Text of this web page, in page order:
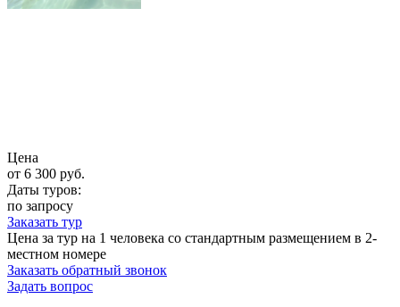
Цена
от 6 300 руб.
Даты туров:
по запросу
Заказать тур
Цена за тур на 1 человека со стандартным размещением в 2-
местном номере
Заказать обратный звонок
Задать вопрос